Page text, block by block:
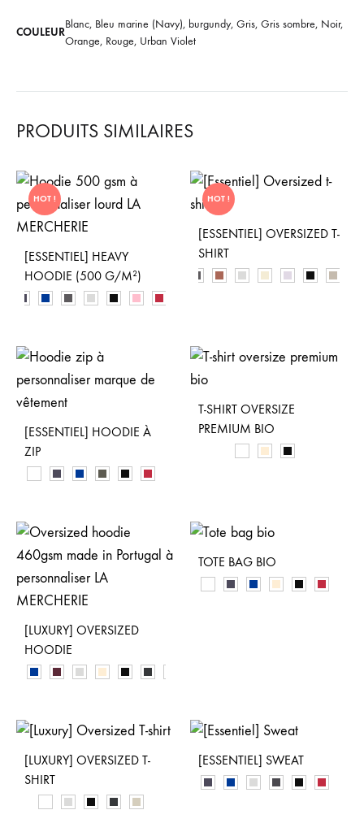
COULEUR
Blanc, Bleu marine (Navy), burgundy, Gris, Gris sombre, Noir,
Orange, Rouge, Urban Violet
PRODUITS SIMILAIRES
HOT !
[ESSENTIEL] HEAVY
HOODIE (500 G/M²)
HOT !
[ESSENTIEL] OVERSIZED T-
SHIRT
[ESSENTIEL] HOODIE À
ZIP
T-SHIRT OVERSIZE
PREMIUM BIO
[LUXURY] OVERSIZED
HOODIE
TOTE BAG BIO
[LUXURY] OVERSIZED T-
SHIRT
[ESSENTIEL] SWEAT